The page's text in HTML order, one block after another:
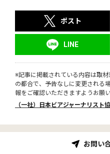
ポスト
LINE
※記事に掲載されている内容は取
の都合で、予告なしに変更される
報をご確認いただきますようお願
（一社）日本ビアジャーナリスト
お問い